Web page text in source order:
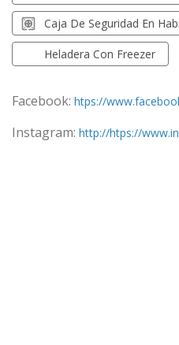
Caja De Seguridad En
Heladera Con Freezer
Facebook: htps://
Instagram: http://htps://